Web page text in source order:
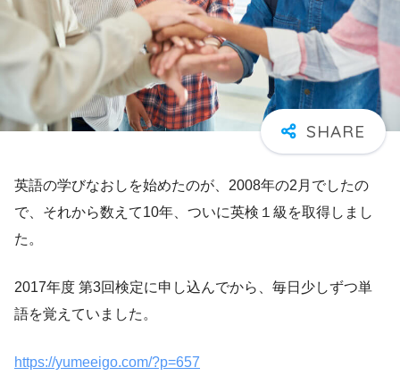
英語の学びなおしを始めたのが、2008年の2月でしたの
で、それから数えて10年、ついに英検１級を取得しまし
た。
2017年度 第3回検定に申し込んでから、毎日少しずつ単
語を覚えていました。
https://yumeeigo.com/?p=657